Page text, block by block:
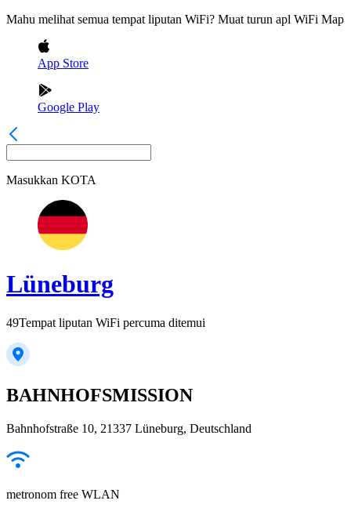
Mahu melihat semua tempat liputan WiFi? Muat turun apl WiFi Map
App Store
Google Play
Masukkan KOTA
Lüneburg
49Tempat liputan WiFi percuma ditemui
BAHNHOFSMISSION
Bahnhofstraße 10, 21337 Lüneburg, Deutschland
metronom free WLAN